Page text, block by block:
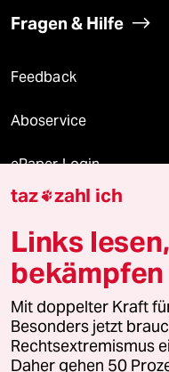
Fragen & Hilfe
Feedback
Aboservice
ePaper Login
Downloads für
© 2026 taz Verlags und
Alle Rechte vorbehalten. Bei
wenden Sie sich bitte an
taz zahl ich
Links
bekämpfen
Mit doppelter Kraft
Besonders jetzt
Rechtsextremismus
Daher gehen 50